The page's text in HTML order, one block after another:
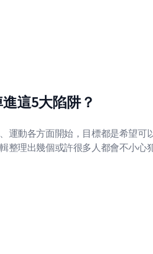
這5大陷阱？
運動各方面開始，目標都是希望可
整理出幾個或許很多人都會不小心